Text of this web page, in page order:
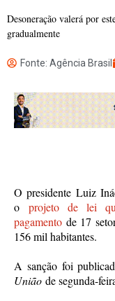
Desoneração valerá por
gradualmente
Fonte: Agência Brasil
O presidente Luiz
oprojeto de lei
pagamento de 17
156 mil habitantes.
A sanção foi
União de segunda-